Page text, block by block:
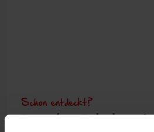
Schon entdeckt?
Ratgeber Schulpraxis